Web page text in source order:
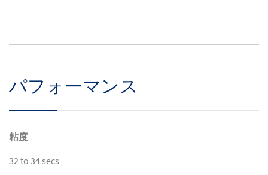
パフォーマンス
粘度
32 to 34 secs